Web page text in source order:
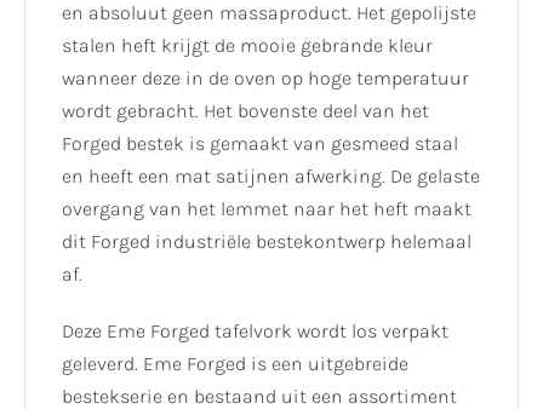
en absoluut geen massaproduct. Het gepolijste
stalen heft krijgt de mooie gebrande kleur
wanneer deze in de oven op hoge temperatuur
wordt gebracht. Het bovenste deel van het
Forged bestek is gemaakt van gesmeed staal
en heeft een mat satijnen afwerking. De gelaste
overgang van het lemmet naar het heft maakt
dit Forged industriële bestekontwerp helemaal
af.
Deze Eme Forged tafelvork wordt los verpakt
geleverd. Eme Forged is een uitgebreide
bestekserie en bestaand uit een assortiment